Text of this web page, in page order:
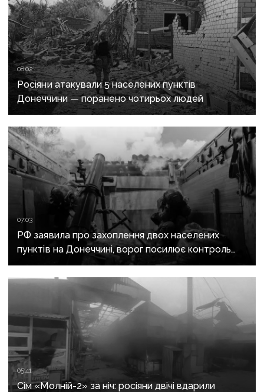
08:02
Росіяни атакували 5 населених пунктів
Донеччини — поранено чотирьох людей
07:03
РФ заявила про захоплення двох населених
пунктів на Донеччині, ворог посилює контроль
над дорогами до Слов’янська
05:41
Сім «Молній-2» за ніч: росіяни двічі вдарили